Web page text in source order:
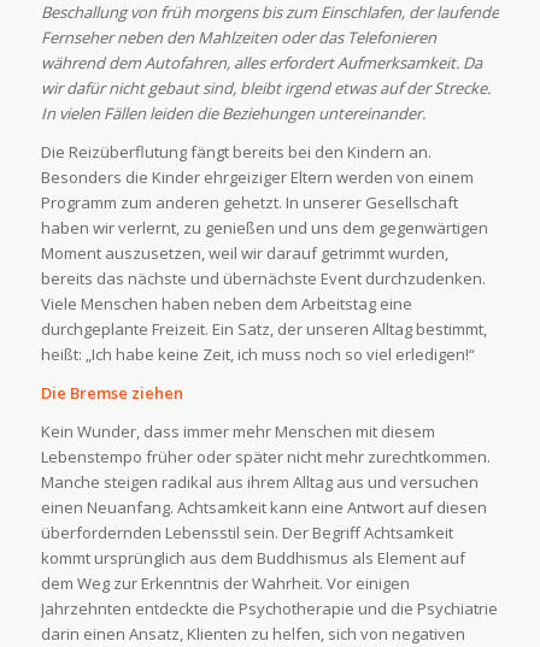
Beschallung von früh morgens bis zum Einschlafen, der laufende
Fernseher neben den Mahlzeiten oder das Telefonieren
während dem Autofahren, alles erfordert Aufmerksamkeit. Da
wir dafür nicht gebaut sind, bleibt irgend etwas auf der Strecke.
In vielen Fällen leiden die Beziehungen untereinander.
Die Reizüberflutung fängt bereits bei den Kindern an.
Besonders die Kinder ehrgeiziger Eltern werden von einem
Programm zum anderen gehetzt. In unserer Gesellschaft
haben wir verlernt, zu genießen und uns dem gegenwärtigen
Moment auszusetzen, weil wir darauf getrimmt wurden,
bereits das nächste und übernächste Event durchzudenken.
Viele Menschen haben neben dem Arbeitstag eine
durchgeplante Freizeit. Ein Satz, der unseren Alltag bestimmt,
heißt: „Ich habe keine Zeit, ich muss noch so viel erledigen!“
Die Bremse ziehen
Kein Wunder, dass immer mehr Menschen mit diesem
Lebenstempo früher oder später nicht mehr zurechtkommen.
Manche steigen radikal aus ihrem Alltag aus und versuchen
einen Neuanfang. Achtsamkeit kann eine Antwort auf diesen
überfordernden Lebensstil sein. Der Begriff Achtsamkeit
kommt ursprünglich aus dem Buddhismus als Element auf
dem Weg zur Erkenntnis der Wahrheit. Vor einigen
Jahrzehnten entdeckte die Psychotherapie und die Psychiatrie
darin einen Ansatz, Klienten zu helfen, sich von negativen